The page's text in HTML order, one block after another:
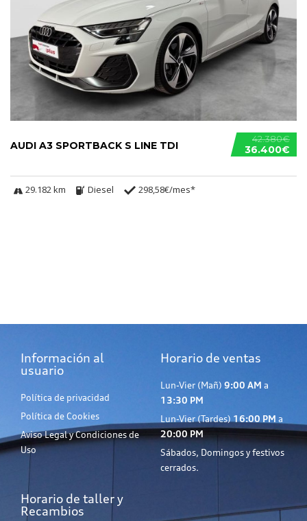
42.380€
36.400€
AUDI A3 SPORTBACK S LINE TDI
29.182 km Diesel 298,58€/mes*
Información al
usuario
Política de privacidad
Política de Cookies
Aviso Legal y Condiciones de
Uso
Horario de ventas
Lun-Vier (Mañ) 9:00 AM a
13:30 PM
Lun-Vier (Tardes) 16:00 PM a
20:00 PM
Sábados, Domingos y festivos
cerrados.
Horario de taller y
Recambios